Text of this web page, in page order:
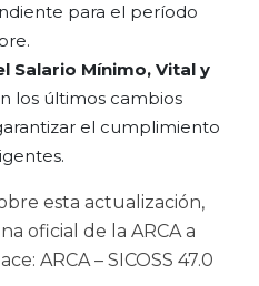
para el período
Salario Mínimo, Vital y
los últimos cambios
el cumplimiento
esta actualización,
oficial de la ARCA a
ARCA – SICOSS 47.0